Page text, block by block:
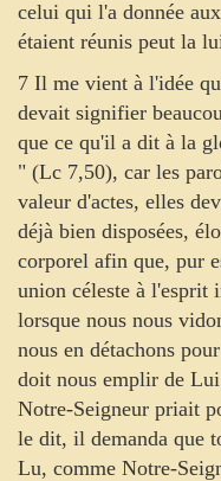
celui qui l'a donnée
étaient réunis peut la
7 Il me vient à l'idée
devait signifier
que ce qu'il a dit à la
" (Lc 7,50), car les
valeur d'actes, elles
déjà bien disposées,
corporel afin que, pur
union céleste à l'esprit
lorsque nous nous
nous en détachons
doit nous emplir de
Notre-Seigneur priait
le dit, il demanda que
Lu, comme Notre-